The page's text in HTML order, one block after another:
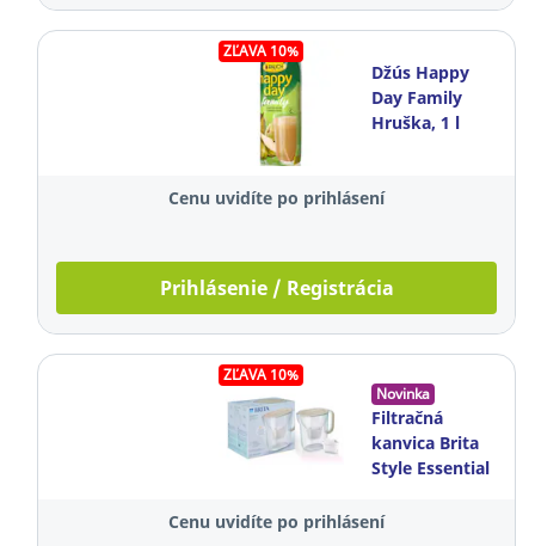
ZĽAVA 10%
Džús Happy
Day Family
Hruška, 1 l
Cenu uvidíte po prihlásení
Prihlásenie / Registrácia
ZĽAVA 10%
Novinka
Filtračná
kanvica Brita
Style Essential
piesková
Cenu uvidíte po prihlásení